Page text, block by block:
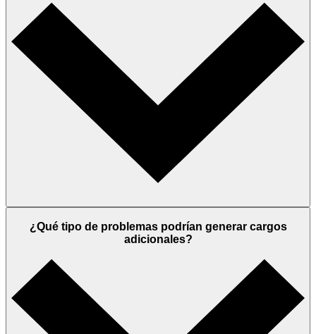
¿Qué tipo de problemas podrían generar cargos
adicionales?